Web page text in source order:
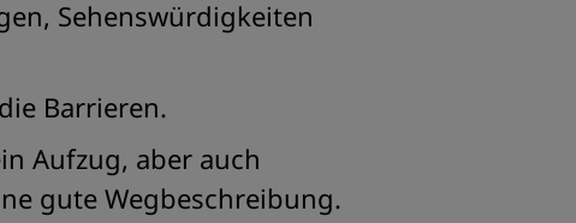
Sehenswürdigkeiten
Barrieren.
Aufzug, aber auch
gute Wegbeschreibung.